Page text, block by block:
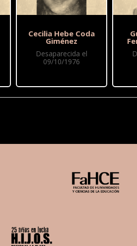
Cecilia Hebe Coda
Giménez
Desaparecida el
09/10/1976